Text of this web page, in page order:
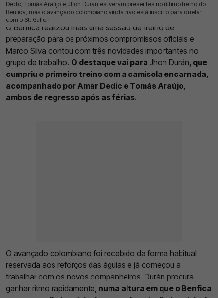
Dedic, Tomás Araújo e Jhon Durán estiveram presentes no último treino do
Benfica, mas o avançado colombiano ainda não está inscrito para duelar
com o St. Gallen
21 Jul 2026 | 17:30 | 0
O Benfica realizou mais uma sessão de treino de
preparação para os próximos compromissos oficiais e
Marco Silva contou com três novidades importantes no
grupo de trabalho. O destaque vai para Jhon Durán, que
cumpriu o primeiro treino com a camisola encarnada,
acompanhado por Amar Dedic e Tomás Araújo,
ambos de regresso após as férias.
O avançado colombiano foi recebido da forma habitual
reservada aos reforços das águias e já começou a
trabalhar com os novos companheiros. Durán procura
ganhar ritmo rapidamente, numa altura em que o Benfica